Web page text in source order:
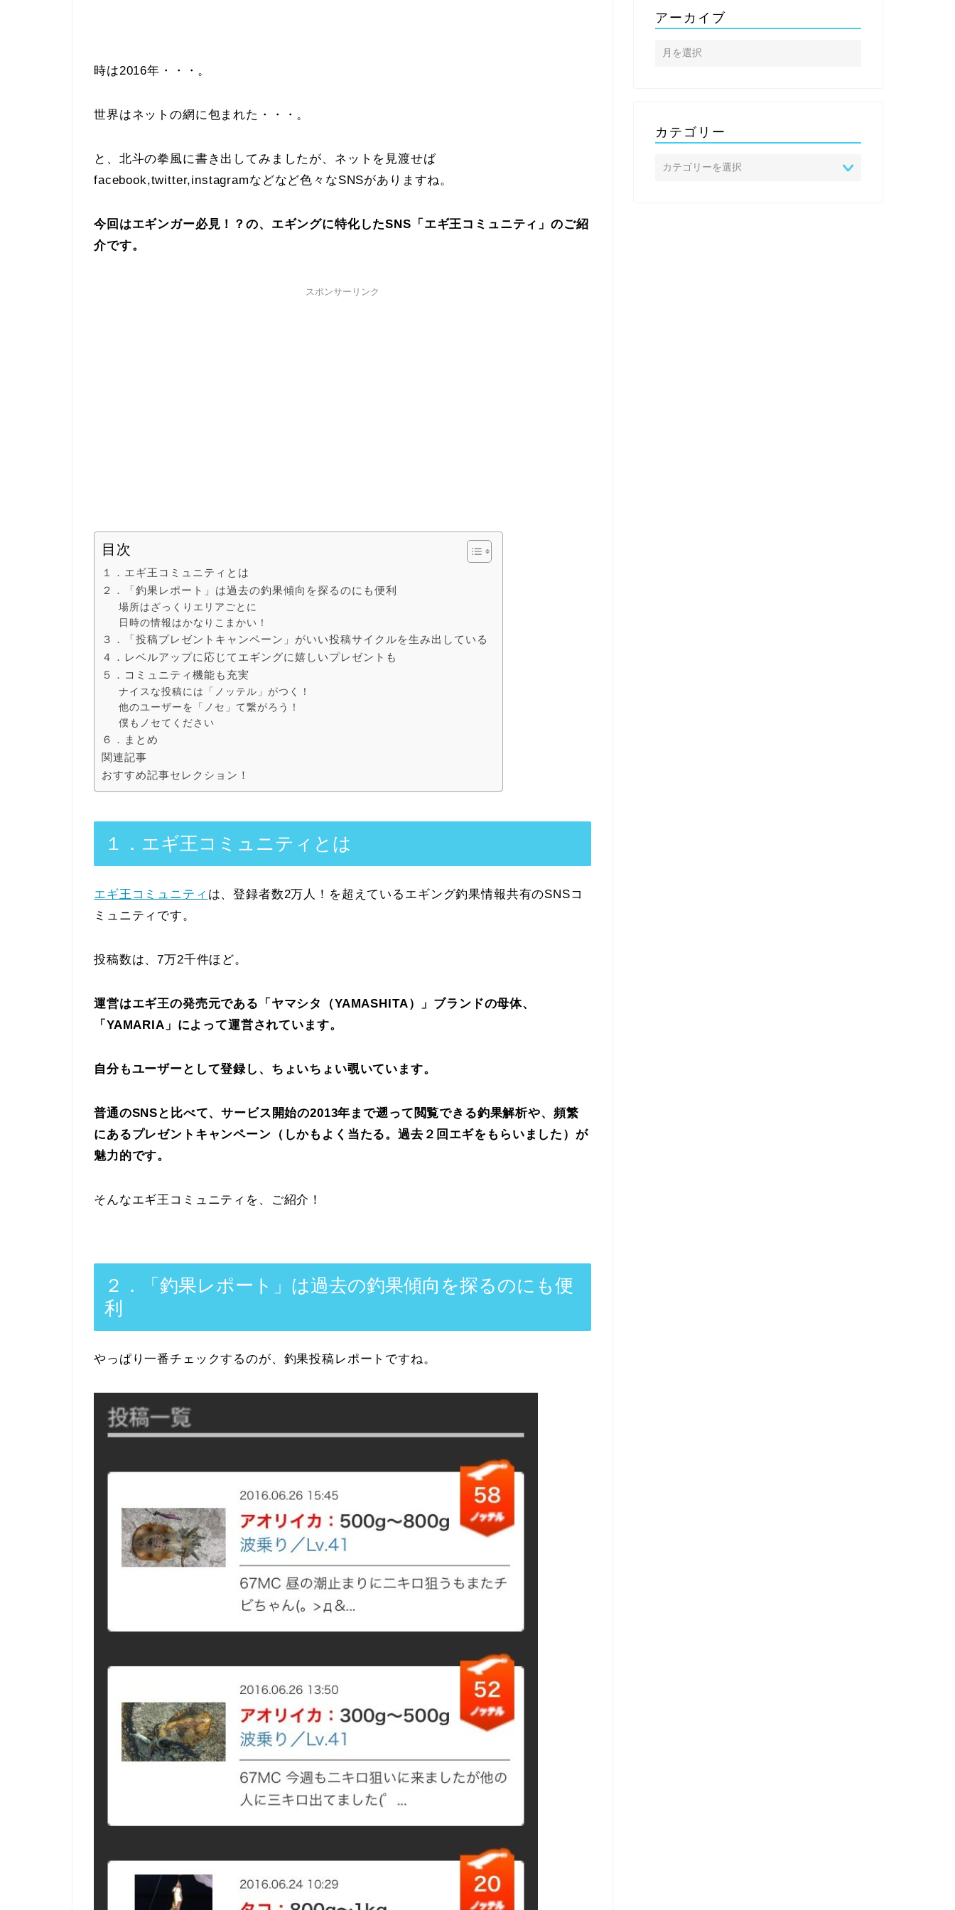
時は2016年・・・。
世界はネットの網に包まれた・・・。
と、北斗の拳風に書き出してみましたが、ネットを見渡せば
facebook,twitter,instagramなどなど色々なSNSがありますね。
今回はエギンガー必見！？の、エギングに特化したSNS「エギ王コミュニティ」のご紹
介です。
スポンサーリンク
目次
１．エギ王コミュニティとは
２．「釣果レポート」は過去の釣果傾向を探るのにも便利
場所はざっくりエリアごとに
日時の情報はかなりこまかい！
３．「投稿プレゼントキャンペーン」がいい投稿サイクルを生み出している
４．レベルアップに応じてエギングに嬉しいプレゼントも
５．コミュニティ機能も充実
ナイスな投稿には「ノッテル」がつく！
他のユーザーを「ノセ」て繋がろう！
僕もノセてください
６．まとめ
関連記事
おすすめ記事セレクション！
１．エギ王コミュニティとは
エギ王コミュニティ は、登録者数2万人！を超えているエギング釣果情報共有のSNSコ
ミュニティです。
投稿数は、7万2千件ほど。
運営はエギ王の発売元である「ヤマシタ（YAMASHITA）」ブランドの母体、
「YAMARIA」によって運営されています。
自分もユーザーとして登録し、ちょいちょい覗いています。
普通のSNSと比べて、サービス開始の2013年まで遡って閲覧できる釣果解析や、頻繁
にあるプレゼントキャンペーン（しかもよく当たる。過去２回エギをもらいました）が
魅力的です。
そんなエギ王コミュニティを、ご紹介！
２．「釣果レポート」は過去の釣果傾向を探るのにも便
利
やっぱり一番チェックするのが、釣果投稿レポートですね。
アーカイブ
カテゴリー